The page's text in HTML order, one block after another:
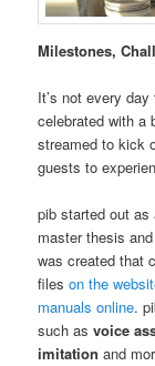
Milestones,
It’s not every
celebrated with a
streamed to kick
guests to
pib started out
master thesis
was created that
fileson the
manuals online.
such asvoice
imitation and